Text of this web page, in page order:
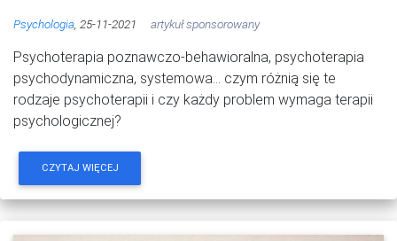
Psychologia , 25-11-2021 artykuł sponsorowany
Psychoterapia poznawczo-behawioralna, psychoterapia
psychodynamiczna, systemowa… czym różnią się te
rodzaje psychoterapii i czy każdy problem wymaga terapii
psychologicznej?
CZYTAJ WIĘCEJ